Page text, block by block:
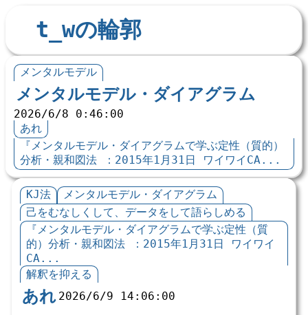
t_wの輪郭
メンタルモデル
メンタルモデル・ダイアグラム
2026/6/8 0:46:00
あれ
『メンタルモデル・ダイアグラムで学ぶ定性（質的）
分析・親和図法 ：2015年1月31日 ワイワイCA...
KJ法
メンタルモデル・ダイアグラム
己をむなしくして、データをして語らしめる
『メンタルモデル・ダイアグラムで学ぶ定性（質
的）分析・親和図法 ：2015年1月31日 ワイワイ
CA...
解釈を抑える
あれ 2026/6/9 14:06:00